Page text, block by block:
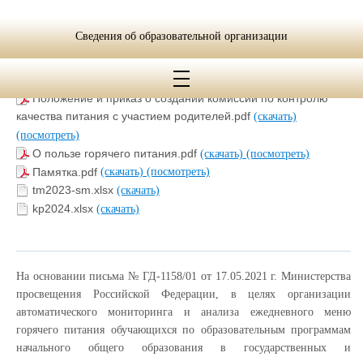
Рейтинг общественной оценки.xlsx
Положение и приказ о создании комиссии по контролю
качества питания с участием родителей.pdf (скачать)
(посмотреть)
О пользе горячего питания.pdf (скачать) (посмотреть)
Памятка.pdf (скачать) (посмотреть)
tm2023-sm.xlsx (скачать)
kp2024.xlsx (скачать)
На основании письма № ГД-1158/01 от 17.05.2021 г. Министерства
просвещения Российской Федерации, в целях организации
автоматического мониторинга и анализа ежедневного меню
горячего питания обучающихся по образовательным программам
начального общего образования в государственных и
Сведения об образовательной организации